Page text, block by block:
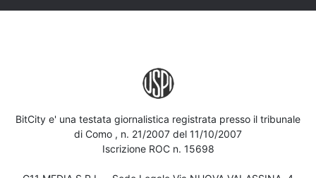
BitCity e' una testata giornalistica registrata presso il tribunale
di Como , n. 21/2007 del 11/10/2007
Iscrizione ROC n. 15698